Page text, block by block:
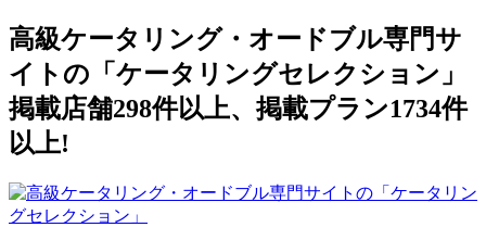
高級ケータリング・オードブル専門サ
イトの「ケータリングセレクション」
掲載店舗298件以上、掲載プラン1734件
以上!